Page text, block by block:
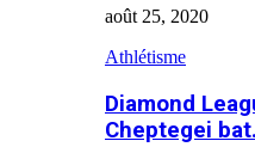
août 25, 2020
Athlétisme
Diamond
Cheptegei